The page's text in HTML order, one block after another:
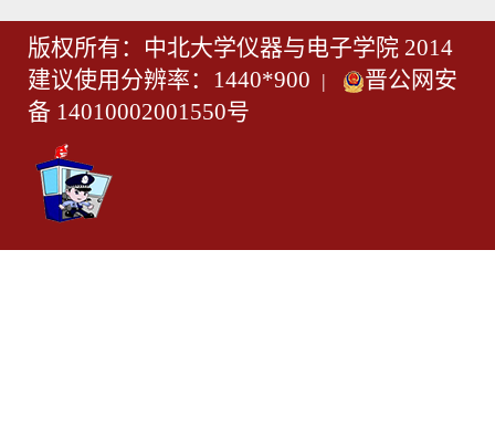
版权所有：中北大学仪器与电子学院 2014
建议使用分辨率：1440*900 |
晋公网安
备 14010002001550号